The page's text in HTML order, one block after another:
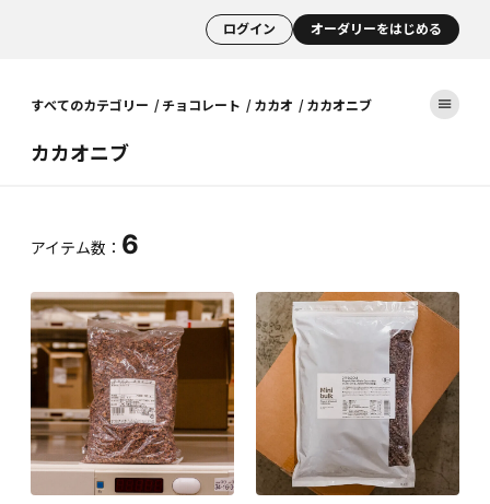
ログイン オーダリーをはじめる
すべてのカテゴリー チョコレート カカオ カカオニブ
カカオニブ
アイテム数： 6